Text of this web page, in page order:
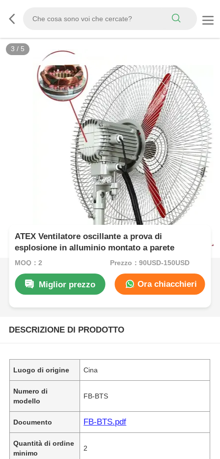
3 / 5
ATEX Ventilatore oscillante a prova di
esplosione in alluminio montato a parete
MOQ：2 Prezzo：90USD-150USD
Miglior prezzo Ora chiacchieri
DESCRIZIONE DI PRODOTTO
Luogo di origine Cina
Numero di
modello
FB-BTS
Documento FB-BTS.pdf
Quantità di ordine
minimo
2